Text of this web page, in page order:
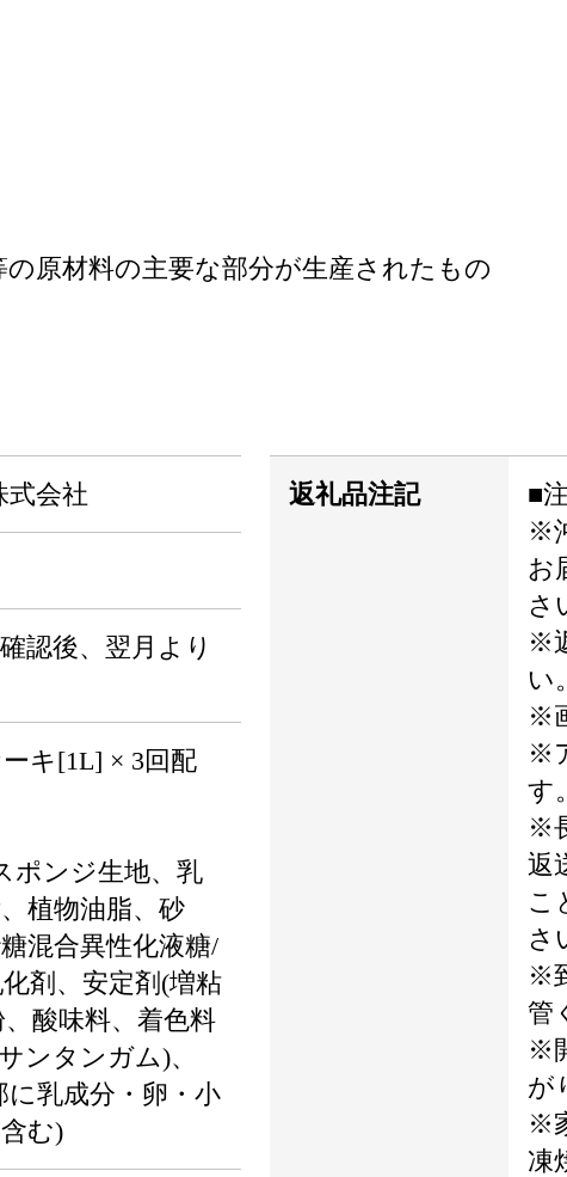
原材料の主要な部分が生産されたもの
式会社
認後、翌月より
キ[1L] × 3回配
ポンジ生地、乳
植物油脂、砂
混合異性化液糖/
剤、安定剤(増粘
酸味料、着色料
ンタンガム)、
乳成分・卵・小
む)
返礼品注記
■
※
お
さ
※
い。
※
※
す
※
返
こ
さ
※
管
※
が
※
凍